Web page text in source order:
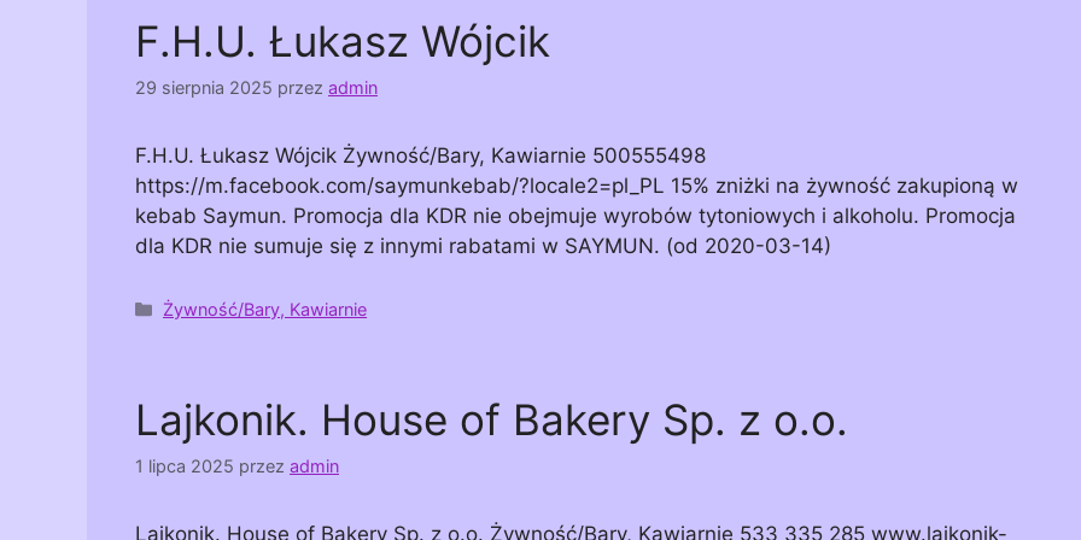
F.H.U. Łukasz Wójcik
29 sierpnia 2025 przez admin
F.H.U. Łukasz Wójcik Żywność/Bary, Kawiarnie 500555498
https://m.facebook.com/saymunkebab/?locale2=pl_PL 15% zniżki na żywność zakupioną w
kebab Saymun. Promocja dla KDR nie obejmuje wyrobów tytoniowych i alkoholu. Promocja
dla KDR nie sumuje się z innymi rabatami w SAYMUN. (od 2020-03-14)
Kategorie
Żywność/Bary, Kawiarnie
Lajkonik. House of Bakery Sp. z o.o.
1 lipca 2025 przez admin
Lajkonik. House of Bakery Sp. z o.o. Żywność/Bary, Kawiarnie 533 335 285 www.lajkonik-